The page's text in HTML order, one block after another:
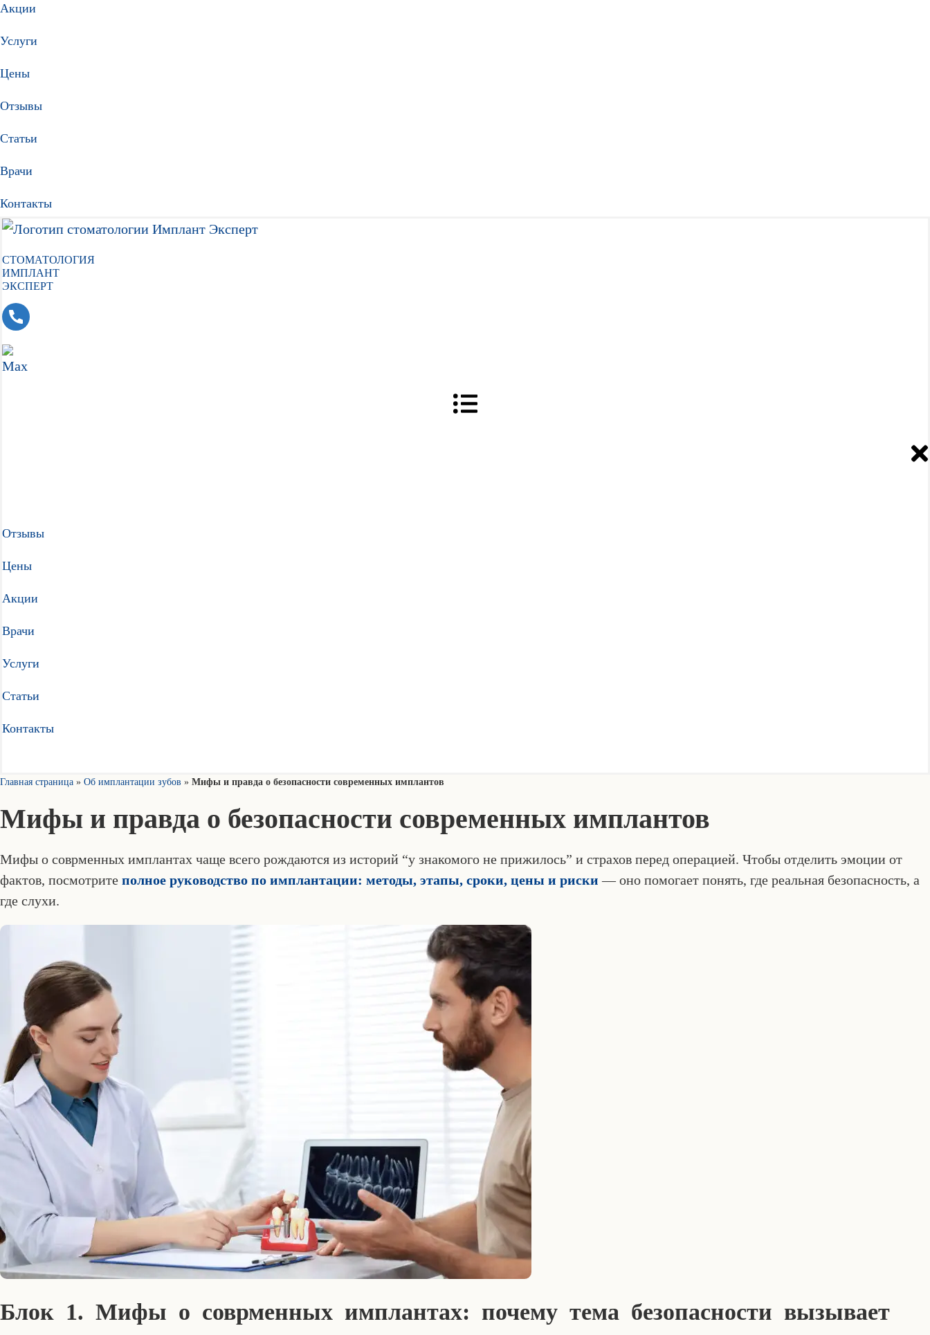
Акции
Услуги
Цены
Отзывы
Статьи
Врачи
Контакты
СТОМАТОЛОГИЯ
ИМПЛАНТ
ЭКСПЕРТ
Отзывы
Цены
Акции
Врачи
Услуги
Статьи
Контакты
Главная страница » Об имплантации зубов » Мифы и правда о безопасности современных имплантов
Мифы и правда о безопасности современных имплантов
Мифы о соврменных имплантах чаще всего рождаются из историй “у знакомого не прижилось” и страхов перед операцией. Чтобы отделить эмоции от
фактов, посмотрите полное руководство по имплантации: методы, этапы, сроки, цены и риски — оно помогает понять, где реальная безопасность, а
где слухи.
Блок 1. Мифы о соврменных имплантах: почему тема безопасности вызывает